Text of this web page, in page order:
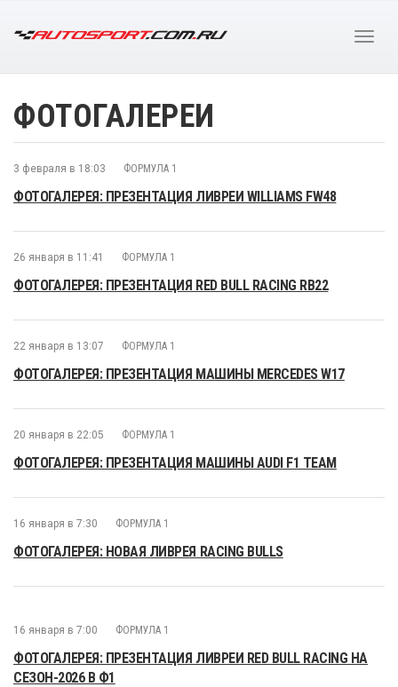
ФОТОГАЛЕРЕИ
3 февраля в 18:03 ФОРМУЛА 1
ФОТОГАЛЕРЕЯ: ПРЕЗЕНТАЦИЯ ЛИВРЕИ WILLIAMS FW48
26 января в 11:41 ФОРМУЛА 1
ФОТОГАЛЕРЕЯ: ПРЕЗЕНТАЦИЯ RED BULL RACING RB22
22 января в 13:07 ФОРМУЛА 1
ФОТОГАЛЕРЕЯ: ПРЕЗЕНТАЦИЯ МАШИНЫ MERCEDES W17
20 января в 22:05 ФОРМУЛА 1
ФОТОГАЛЕРЕЯ: ПРЕЗЕНТАЦИЯ МАШИНЫ AUDI F1 TEAM
16 января в 7:30 ФОРМУЛА 1
ФОТОГАЛЕРЕЯ: НОВАЯ ЛИВРЕЯ RACING BULLS
16 января в 7:00 ФОРМУЛА 1
ФОТОГАЛЕРЕЯ: ПРЕЗЕНТАЦИЯ ЛИВРЕИ RED BULL RACING НА
СЕЗОН-2026 В Ф1